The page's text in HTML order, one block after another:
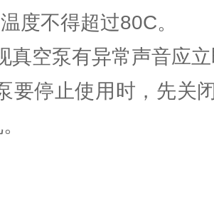
度不得超过80C。
真空泵有异常声音应
要停止使用时，先关